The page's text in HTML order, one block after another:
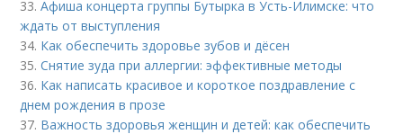
33.Афиша концерта группы Бутырка в Усть-Илимске: что
ждать от выступления
34. Как обеспечить здоровье зубов и дёсен
35.Снятие зуда при аллергии: эффективные методы
36. Как написать красивое и короткое поздравление с
днем рождения в прозе
37. Важность здоровья женщин и детей: как обеспечить